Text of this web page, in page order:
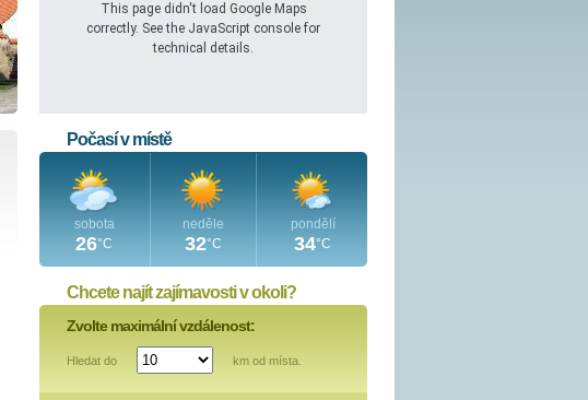
This page didn't load Google Maps
correctly. See the JavaScript console for
technical details.
Počasí v místě
sobota
26°C
neděle
32°C
pondělí
34°C
Chcete najít zajímavosti v okoli?
Zvolte maximální vzdálenost:
Hledat do km od místa.